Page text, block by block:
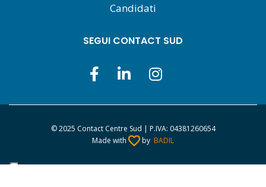
Candidati
SEGUI CONTACT SUD
© 2025 Contact Centre Sud | P.IVA: 04381260654
Made with
by BADIL